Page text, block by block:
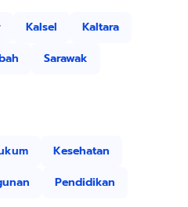
Kalsel
Kaltara
Sarawak
Kesehatan
Pendidikan